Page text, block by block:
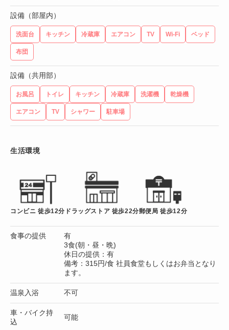
設備（部屋内）
洗面台 キッチン 冷蔵庫 エアコン TV Wi-Fi ベッド
布団
設備（共用部）
お風呂 トイレ キッチン 冷蔵庫 洗濯機 乾燥機
エアコン TV シャワー 駐車場
生活環境
コンビニ 徒歩12分 ドラッグストア 徒歩22分郵便局 徒歩12分
食事の提供
有
3食(朝・昼・晩)
休日の提供：有
備考：315円/食 社員食堂もしくはお弁当となり
ます。
温泉入浴 不可
車・バイク持
込
可能